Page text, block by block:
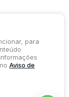
para
Aviso de